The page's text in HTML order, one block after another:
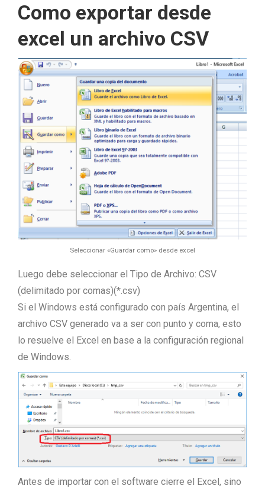
Como exportar desde
excel un archivo CSV
Seleccionar «Guardar como» desde excel
Luego debe seleccionar el Tipo de Archivo: CSV
(delimitado por comas)(*.csv)
Si el Windows está configurado con país Argentina, el
archivo CSV generado va a ser con punto y coma, esto
lo resuelve el Excel en base a la configuración regional
de Windows.
Antes de importar con el software cierre el Excel, sino